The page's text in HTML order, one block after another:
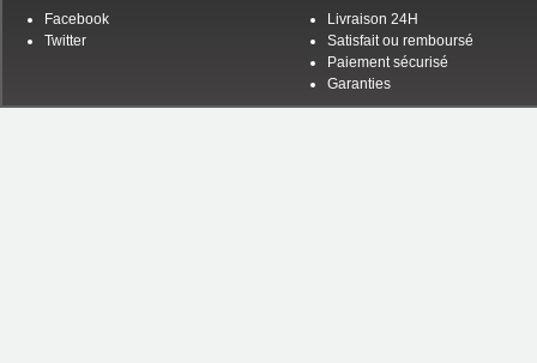
Facebook
Twitter
Livraison 24H
Satisfait ou remboursé
Paiement sécurisé
Garanties